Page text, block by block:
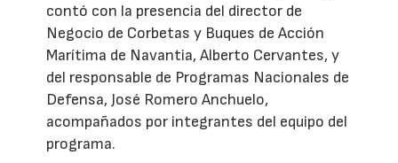
contó con la presencia del director de
Negocio de Corbetas y Buques de Acción
Marítima de Navantia, Alberto Cervantes, y
del responsable de Programas Nacionales de
Defensa, José Romero Anchuelo,
acompañados por integrantes del equipo del
programa.